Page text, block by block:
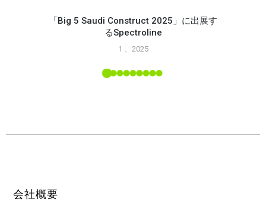
「Big 5 Saudi Construct 2025」に出展す
るSpectroline
1 、2025
会社概要